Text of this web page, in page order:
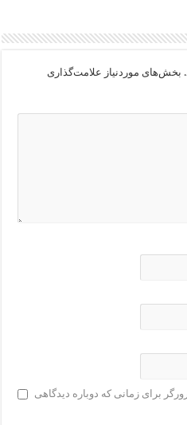
بخش‌های موردنیاز علامت‌گذاری
برای زمانی که دوباره دیدگاهی